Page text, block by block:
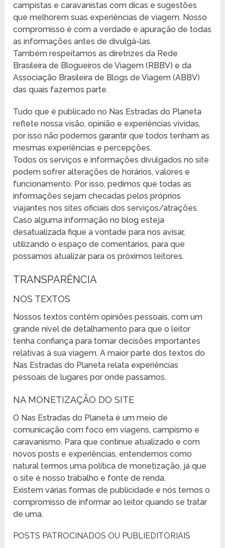
campistas e caravanistas com dicas e sugestões
que melhorem suas experiências de viagem. Nosso
compromisso é com a verdade e apuração de todas
as informações antes de divulgá-las.
Também respeitamos as diretrizes da Rede
Brasileira de Blogueiros de Viagem (RBBV) e da
Associação Brasileira de Blogs de Viagem (ABBV)
das quais fazemos parte.
Tudo que é publicado no Nas Estradas do Planeta
reflete nossa visão, opinião e experiências vividas,
por isso não podemos garantir que todos tenham as
mesmas experiências e percepções.
Todos os serviços e informações divulgados no site
podem sofrer alterações de horários, valores e
funcionamento. Por isso, pedimos que todas as
informações sejam checadas pelos próprios
viajantes nos sites oficiais dos serviços/atrações.
Caso alguma informação no blog esteja
desatualizada fique a vontade para nos avisar,
utilizando o espaço de comentários, para que
possamos atualizar para os próximos leitores.
TRANSPARÊNCIA
NOS TEXTOS
Nossos textos contêm opiniões pessoais, com um
grande nível de detalhamento para que o leitor
tenha confiança para tomar decisões importantes
relativas à sua viagem. A maior parte dos textos do
Nas Estradas do Planeta relata experiências
pessoais de lugares por onde passamos.
NA MONETIZAÇÃO DO SITE
O Nas Estradas do Planeta é um meio de
comunicação com foco em viagens, campismo e
caravanismo. Para que continue atualizado e com
novos posts e experiências, entendemos como
natural termos uma política de monetização, já que
o site é nosso trabalho e fonte de renda.
Existem várias formas de publicidade e nós temos o
compromisso de informar ao leitor quando se tratar
de uma.
POSTS PATROCINADOS OU PUBLIEDITORIAIS